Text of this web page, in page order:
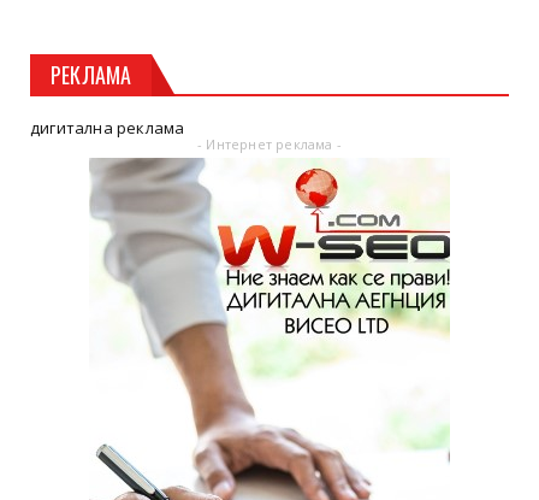
РЕКЛАМА
дигитална реклама
- Интернет реклама -